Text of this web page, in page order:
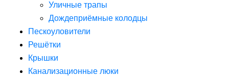
Уличные трапы
Дождеприёмные колодцы
Пескоуловители
Решётки
Крышки
Канализационные люки